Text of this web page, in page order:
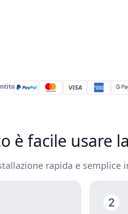
è facile usare
rapida e semplice